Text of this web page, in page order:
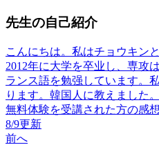
先生の自己紹介
こんにちは。私はチョウキン
2012年に大学を卒业し、専攻
ランス語を勉强しています。
ります。韓国人に教えました
無料体験を受講された方の感想
8/9更新
前へ